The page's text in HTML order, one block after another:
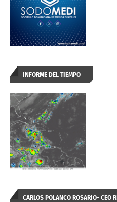
INFORME DEL TIEMPO
CARLOS POLANCO ROSARIO- CEO